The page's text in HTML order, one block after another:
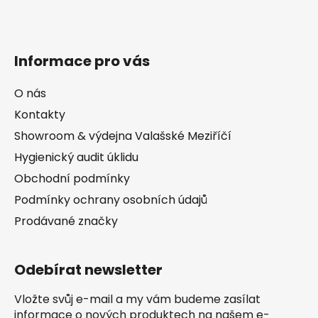
Informace pro vás
O nás
Kontakty
Showroom & výdejna Valašské Meziříčí
Hygienický audit úklidu
Obchodní podmínky
Podmínky ochrany osobních údajů
Prodávané značky
Odebírat newsletter
Vložte svůj e-mail a my vám budeme zasílat
informace o nových produktech na našem e-